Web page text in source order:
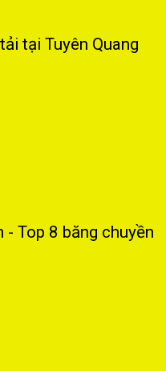
tại Tuyên Quang
Top 8 băng chuyền